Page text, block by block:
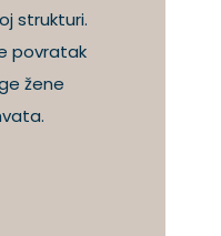
strukturi.
povratak
žene